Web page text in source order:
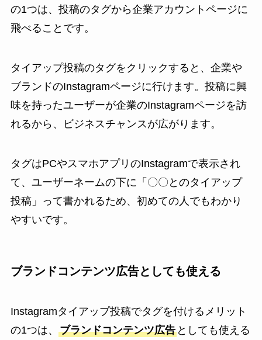
の1つは、投稿のタグから企業アカウントページに
飛べることです。
タイアップ投稿のタグをクリックすると、企業や
ブランドのInstagramページに行けます。投稿に興
味を持ったユーザーが企業のInstagramページを訪
れるから、ビジネスチャンスが広がります。
タグはPCやスマホアプリのInstagramで表示され
て、ユーザーネームの下に「〇〇とのタイアップ
投稿」って書かれるため、初めての人でもわかり
やすいです。
ブランドコンテンツ広告としても使える
Instagramタイアップ投稿でタグを付けるメリット
の1つは、 ブランドコンテンツ広告としても使える